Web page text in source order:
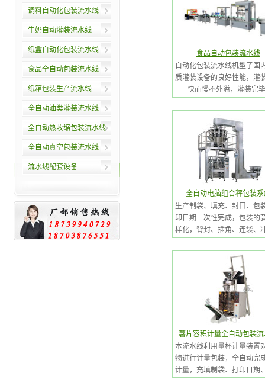
调料自动化包装流水线
牛奶自动灌装流水线
纸盒自动化包装流水线
食品全自动包装流水线
纸箱包装生产流水线
全自动油类灌装流水线
全自动热收缩包装流水线
全自动真空包装流水线
流水线配套设备
食品自动包装流水线
自动化包装流水线机型了国
质灌装设备的良好性能，灌
快而慢不外溢，灌装完
全自动电脑组合秤包装系
生产制袋、填充、封口、包
印日期一次性完成，包装的
样化，背封、插角、连袋、
薯片容积计量全自动包装流
本流水线利用量杯计量装置
物进行计量包装，全自动完
计量，充填制袋、打印日期